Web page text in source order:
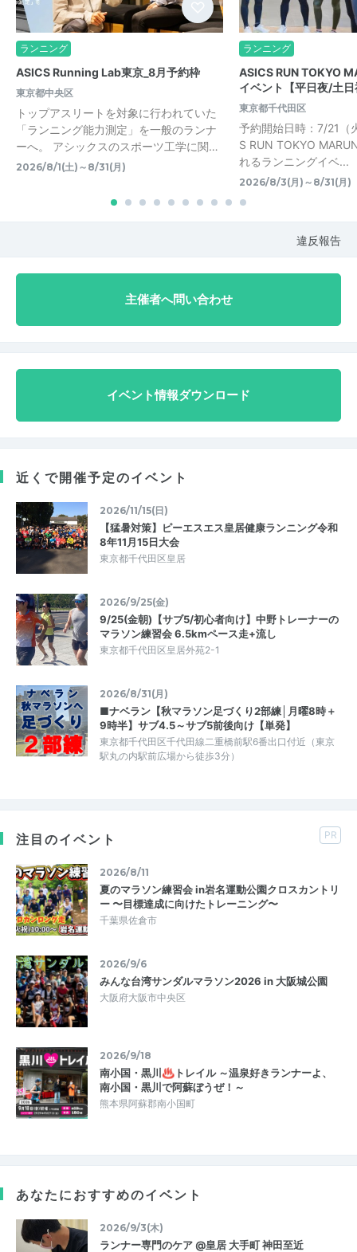
ランニング
ASICS Running Lab東京_8月予約枠
東京都中央区
トップアスリートを対象に行われていた
「ランニング能力測定」を一般のランナ
ーへ。 アシックスのスポーツ工学に関…
2026/8/1(土)～8/31(月)
ランニング
ASICS RUN TOKYO
イベント【平日夜/土
東京都千代田区
予約開始日時：7/21（
S RUN TOKYO
れるランニングイベ...
2026/8/3(月)～8/31(月)
違反報告
主催者へ問い合わせ
イベント情報ダウンロード
近くで開催予定のイベント
2026/11/15(日)
【猛暑対策】ピーエスエス皇居健康ランニング令和
8年11月15日大会
東京都千代田区皇居
2026/9/25(金)
9/25(金朝)【サブ5/初心者向け】中野トレーナーの
マラソン練習会 6.5kmペース走+流し
東京都千代田区皇居外苑2-1
2026/8/31(月)
■ナベラン【秋マラソン足づくり2部練│月曜8時＋
9時半】サブ4.5～サブ5前後向け【単発】
東京都千代田区千代田線二重橋前駅6番出口付近（東京
駅丸の内駅前広場から徒歩3分）
注目のイベント PR
2026/8/11
夏のマラソン練習会 in岩名運動公園クロスカントリ
ー 〜目標達成に向けたトレーニング〜
千葉県佐倉市
2026/9/6
みんな台湾サンダルマラソン2026 in 大阪城公園
大阪府大阪市中央区
2026/9/18
南小国・黒川♨トレイル ～温泉好きランナーよ、
南小国・黒川で阿蘇ぼうぜ！～
熊本県阿蘇郡南小国町
あなたにおすすめのイベント
2026/9/3(木)
ランナー専門のケア @皇居 大手町 神田至近